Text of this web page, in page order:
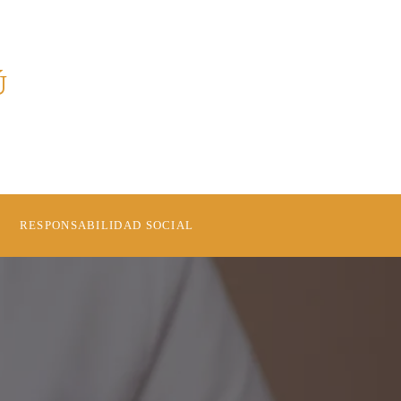
RESPONSABILIDAD SOCIAL